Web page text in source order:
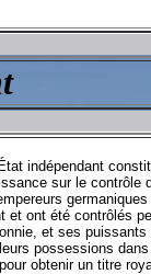
indépendant
sur le
ont été contrôlés
et ses
possessions
obtenir un titre